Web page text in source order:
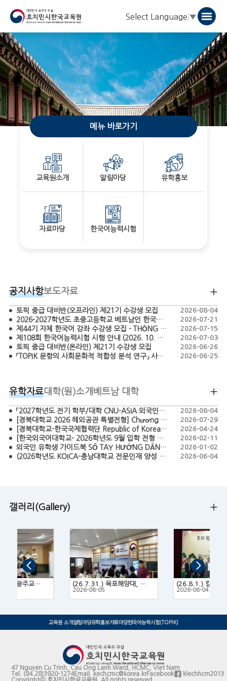
Select Language ▼
메뉴 바로가기
교육원소개 알림마당 유학홍보
자료마당 한국어능력시험
공지사항보도자료
토픽 중급 대비반(오프라인) 제21기 수강생 모집 2026-08-04
2026-2027학년도 초중고등학교 베트남인 한국어 교원 모집 공고 - TUYỂN DỤNG GIÁO VIÊN TIẾNG HÀN BẬC TIỂU HỌC, THCS, THPT NĂM HỌC 2026-2027 2026-07-21
제44기 자체 한국어 강좌 수강생 모집 - THÔNG BÁO CHIÊU SINH HỌC VIÊN LỚP TIẾNG HÀN KHÓA 44 2026-07-15
제108회 한국어능력시험 시행 안내 (2026. 10. 18.) 2026-07-03
토픽 중급 대비반(온라인) 제21기 수강생 모집 2026-06-26
「TOPIK 문항의 사회문화적 적합성 분석 연구」 사업 간접보조사업자 공모 (재공고) 2026-06-25
유학자료대학(원)소개 베트남 대학
「2027학년도 전기 학부/대학 CNU-ASIA 외국인특별전형 모집요강」 TUYỂN SINH CHƯƠNG TRÌNH CNU-ASIA DÀNH CHO SINH VIÊN QUỐC TẾ HỆ ĐẠI HỌC/ CAO HỌC NĂM 2027 2026-08-04
[경북대학교 2026 해외공관 특별전형] Chương trình tuyển sinh đặc biệt năm 2026 của Đại học Quốc gia Kyungpook (Kyungpook National University) 2026-07-29
[경북대학교-한국국제협력단 Republic of Korea Scholarship Program – Master’s in Agriculture 2026] CHƯƠNG TRÌNH HỌC BỔNG KOICA - KNU 2026 2026-04-24
[한국외국어대학교- 2026학년도 9월 입학 전형 모집요강 ]-THÔNG TIN TUYỂN SINH HỌC KỲ THÁNG 9 NĂM 2026-CHƯƠNG TRÌNH TUYỂN SINH ĐẶC BIỆT DÀNH CHO SINH VIÊN QUỐC TẾ 2026-02-11
외국인 유학생 가이드북 SỔ TAY HƯỚNG DẪN DÀNH CHO DU HỌC SINH HÀN QUỐC 2026-01-02
(2026학년도 KOICA-충남대학교 전문인재 양성 프로그램 모집요강) KOICA-CNU NEXT Fellowship 2026 2026-06-04
갤러리(Gallery)
(26.7.14.~16.) 광주교육대학교 한국문화 체험 프로그램 (26.7.31.) 목포해양대, 목포대, 목포과학대 3개 대학 연합 유학박람회
2026-08-05 2026-08-04
교육원 소개 알림마당유학홍보자료마당한국어능력시험(TOPIK)
47 Nguyen Cu Trinh, Cau Ong Lanh Ward, HCMC, Viet Nam
Tel. (84.28)3920-1274Email. kechcmc@korea.krFacebook
klechhcm2013